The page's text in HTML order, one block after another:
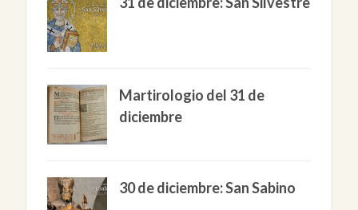
Martirologio del 31 de
diciembre
30 de diciembre: San Sabino